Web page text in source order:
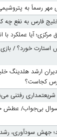
مهر رسماً به
فارس به نفع چه
آیا عملکرد با
خورد؟ / بازی
ارشد هلدینگ
کجاست؟
شریعتمداری رفتنی
سوال بی‌جواب/ عطش